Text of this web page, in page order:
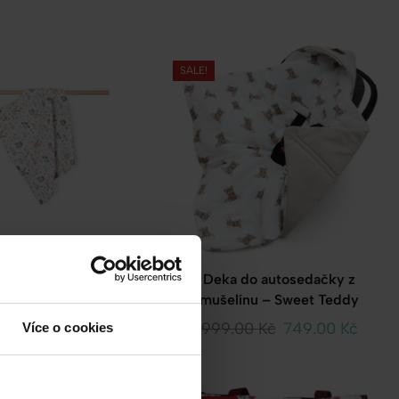
Více o cookies
plenka 70×80 Forest
Friends
92.00Kč
SALE!
Deka do autosedačky z
mušelínu – Sweet Teddy
999.00Kč 749.00 Kč